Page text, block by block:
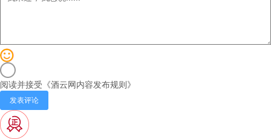
阅读并接受《酒云网内容发布规则》
发表评论